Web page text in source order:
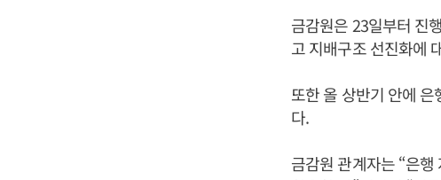
금감원은 23일부터 진
고 지배구조 선진화에
또한 올 상반기 안에
다.
금감원 관계자는 “은